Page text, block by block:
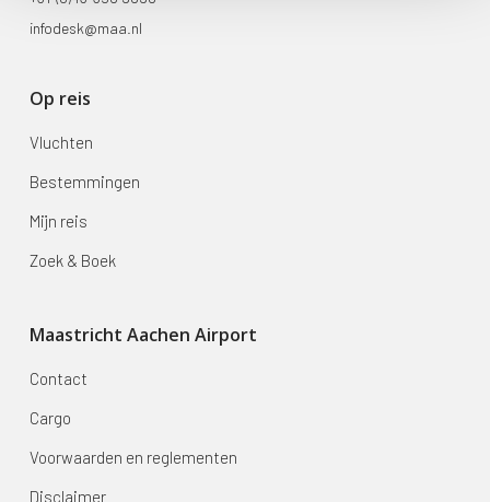
infodesk@maa.nl
Op reis
Vluchten
Bestemmingen
Mijn reis
Zoek & Boek
Maastricht Aachen Airport
Contact
Cargo
Voorwaarden en reglementen
Disclaimer